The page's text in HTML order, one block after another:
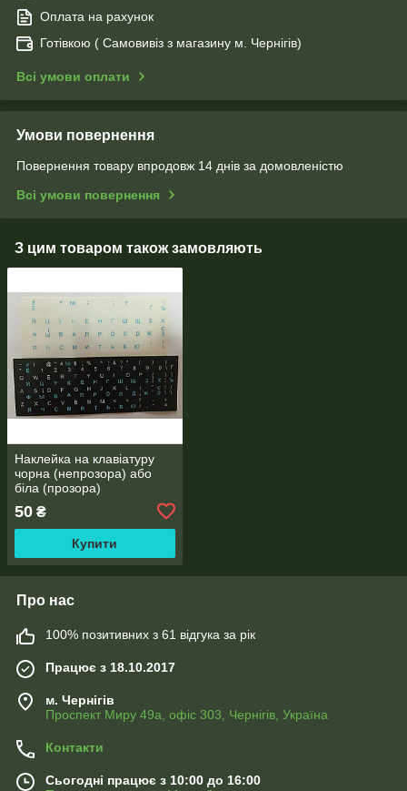
Оплата на рахунок
Готівкою ( Самовивіз з магазину м. Чернігів)
Всі умови оплати
Умови повернення
Повернення товару впродовж 14 днів за домовленістю
Всі умови повернення
З цим товаром також замовляють
Наклейка на клавіатуру
чорна (непрозора) або
біла (прозора)
50 ₴
Купити
Про нас
100% позитивних з 61 відгука за рік
Працює з 18.10.2017
м. Чернігів
Проспект Миру 49а, офіс 303, Чернігів, Україна
Контакти
Сьогодні працює з 10:00 до 16:00